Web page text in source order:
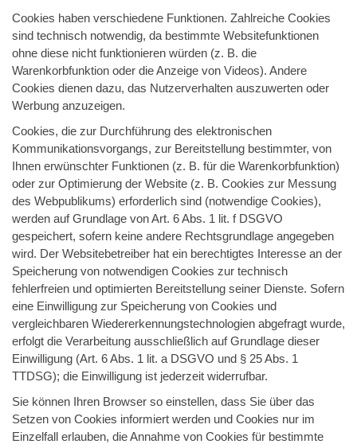
Cookies haben verschiedene Funktionen. Zahlreiche Cookies
sind technisch notwendig, da bestimmte Websitefunktionen
ohne diese nicht funktionieren würden (z. B. die
Warenkorbfunktion oder die Anzeige von Videos). Andere
Cookies dienen dazu, das Nutzerverhalten auszuwerten oder
Werbung anzuzeigen.
Cookies, die zur Durchführung des elektronischen
Kommunikationsvorgangs, zur Bereitstellung bestimmter, von
Ihnen erwünschter Funktionen (z. B. für die Warenkorbfunktion)
oder zur Optimierung der Website (z. B. Cookies zur Messung
des Webpublikums) erforderlich sind (notwendige Cookies),
werden auf Grundlage von Art. 6 Abs. 1 lit. f DSGVO
gespeichert, sofern keine andere Rechtsgrundlage angegeben
wird. Der Websitebetreiber hat ein berechtigtes Interesse an der
Speicherung von notwendigen Cookies zur technisch
fehlerfreien und optimierten Bereitstellung seiner Dienste. Sofern
eine Einwilligung zur Speicherung von Cookies und
vergleichbaren Wiedererkennungstechnologien abgefragt wurde,
erfolgt die Verarbeitung ausschließlich auf Grundlage dieser
Einwilligung (Art. 6 Abs. 1 lit. a DSGVO und § 25 Abs. 1
TTDSG); die Einwilligung ist jederzeit widerrufbar.
Sie können Ihren Browser so einstellen, dass Sie über das
Setzen von Cookies informiert werden und Cookies nur im
Einzelfall erlauben, die Annahme von Cookies für bestimmte